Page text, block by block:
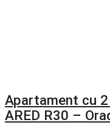
Apartament cu
ARED R30 –